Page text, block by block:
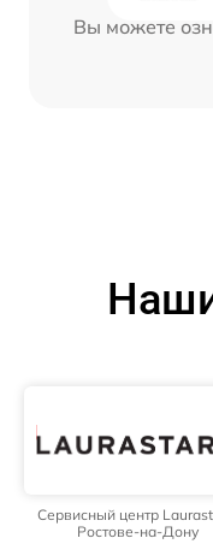
Вы можете
Сервисный центр
Ростове-на-Дону